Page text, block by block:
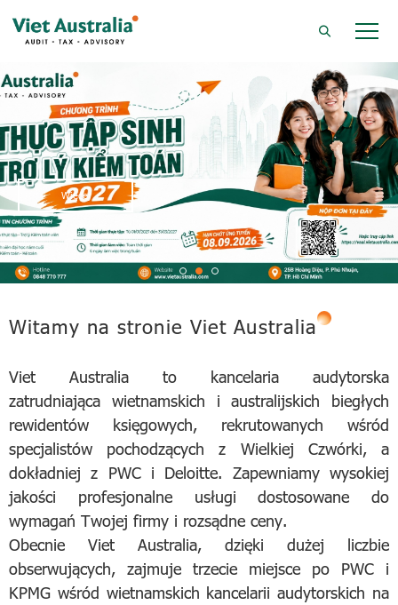
Więcej
Witamy na stronie Viet Australia
Viet Australia to kancelaria audytorska
zatrudniająca wietnamskich i australijskich biegłych
rewidentów księgowych, rekrutowanych wśród
specjalistów pochodzących z Wielkiej Czwórki, a
dokładniej z PWC i Deloitte. Zapewniamy wysokiej
jakości profesjonalne usługi dostosowane do
wymagań Twojej firmy i rozsądne ceny.
Obecnie Viet Australia, dzięki dużej liczbie
obserwujących, zajmuje trzecie miejsce po PWC i
KPMG wśród wietnamskich kancelarii audytorskich na